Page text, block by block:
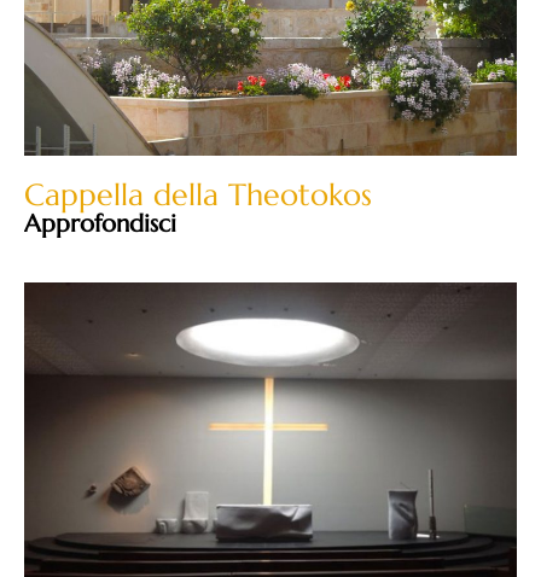
Cappella della Theotokos
Approfondisci